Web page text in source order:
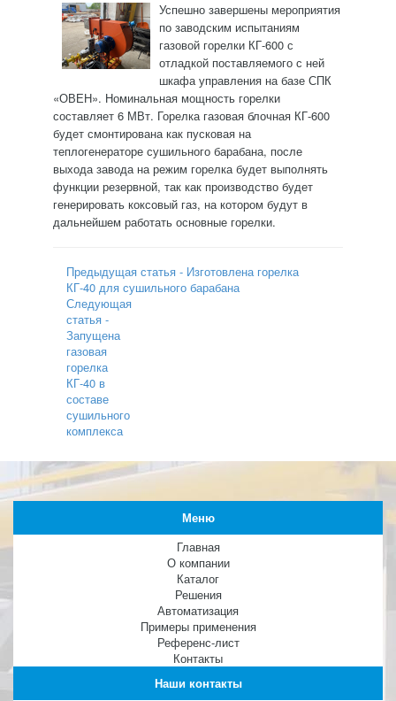
Успешно завершены мероприятия
по заводским испытаниям
газовой горелки КГ-600 с
отладкой поставляемого с ней
шкафа управления на базе СПК
«ОВЕН». Номинальная мощность горелки
составляет 6 МВт. Горелка газовая блочная КГ-600
будет смонтирована как пусковая на
теплогенераторе сушильного барабана, после
выхода завода на режим горелка будет выполнять
функции резервной, так как производство будет
генерировать коксовый газ, на котором будут в
дальнейшем работать основные горелки.
Предыдущая статья - Изготовлена горелка
КГ-40 для сушильного барабана
Следующая
статья -
Запущена
газовая
горелка
КГ-40 в
составе
сушильного
комплекса
Меню
Главная
О компании
Каталог
Решения
Автоматизация
Примеры применения
Референс-лист
Контакты
Наши контакты